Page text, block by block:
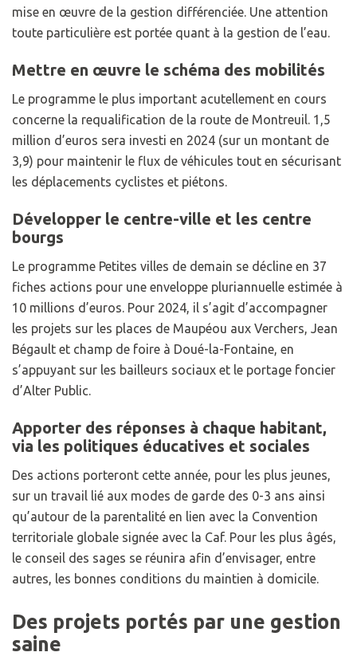
mise en œuvre de la gestion différenciée. Une attention
toute particulière est portée quant à la gestion de l’eau.
Mettre en œuvre le schéma des mobilités
Le programme le plus important acutellement en cours
concerne la requalification de la route de Montreuil. 1,5
million d’euros sera investi en 2024 (sur un montant de
3,9) pour maintenir le flux de véhicules tout en sécurisant
les déplacements cyclistes et piétons.
Développer le centre-ville et les centre
bourgs
Le programme Petites villes de demain se décline en 37
fiches actions pour une enveloppe pluriannuelle estimée à
10 millions d’euros. Pour 2024, il s’agit d’accompagner
les projets sur les places de Maupéou aux Verchers, Jean
Bégault et champ de foire à Doué-la-Fontaine, en
s’appuyant sur les bailleurs sociaux et le portage foncier
d’Alter Public.
Apporter des réponses à chaque habitant,
via les politiques éducatives et sociales
Des actions porteront cette année, pour les plus jeunes,
sur un travail lié aux modes de garde des 0-3 ans ainsi
qu’autour de la parentalité en lien avec la Convention
territoriale globale signée avec la Caf. Pour les plus âgés,
le conseil des sages se réunira afin d’envisager, entre
autres, les bonnes conditions du maintien à domicile.
Des projets portés par une gestion
saine